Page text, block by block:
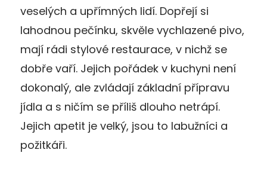
veselých a upřímných lidí. Dopřejí si
lahodnou pečínku, skvěle vychlazené pivo,
mají rádi stylové restaurace, v nichž se
dobře vaří. Jejich pořádek v kuchyni není
dokonalý, ale zvládají základní přípravu
jídla a s ničím se příliš dlouho netrápí.
Jejich apetit je velký, jsou to labužníci a
požitkáři.